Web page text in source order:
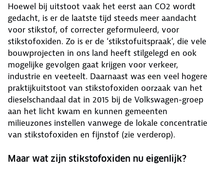
Hoewel bij uitstoot vaak het eerst aan CO2 wordt
gedacht, is er de laatste tijd steeds meer aandacht
voor stikstof, of correcter geformuleerd, voor
stikstofoxiden. Zo is er de ‘stikstofuitspraak’, die vele
bouwprojecten in ons land heeft stilgelegd en ook
mogelijke gevolgen gaat krijgen voor verkeer,
industrie en veeteelt. Daarnaast was een veel hogere
praktijkuitstoot van stikstofoxiden oorzaak van het
dieselschandaal dat in 2015 bij de Volkswagen-groep
aan het licht kwam en kunnen gemeenten
milieuzones instellen vanwege de lokale concentratie
van stikstofoxiden en fijnstof (zie verderop).
Maar wat zijn stikstofoxiden nu eigenlijk?